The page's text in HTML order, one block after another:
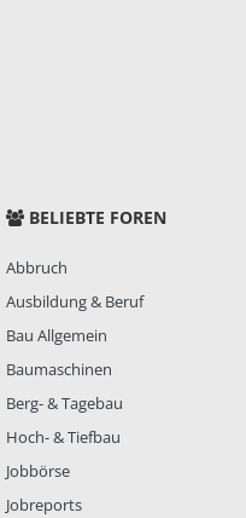
BELIEBTE FOREN
Abbruch
Ausbildung & Beruf
Bau Allgemein
Baumaschinen
Berg- & Tagebau
Hoch- & Tiefbau
Jobbörse
Jobreports